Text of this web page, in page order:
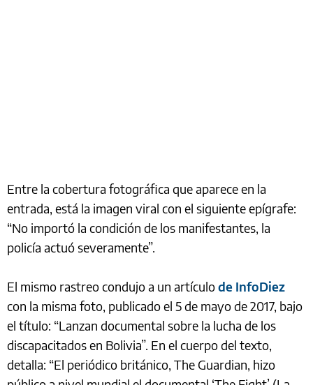
Entre la cobertura fotográfica que aparece en la
entrada, está la imagen viral con el siguiente epígrafe:
“No importó la condición de los manifestantes, la
policía actuó severamente”.
El mismo rastreo condujo a un artículode InfoDiez
con la misma foto, publicado el 5 de mayo de 2017, bajo
el título: “Lanzan documental sobre la lucha de los
discapacitados en Bolivia”. En el cuerpo del texto,
detalla: “El periódico británico, The Guardian, hizo